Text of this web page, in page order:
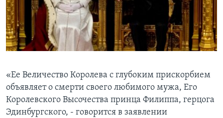
«Ее Величество Королева с глубоким прискорбием
объявляет о смерти своего любимого мужа, Его
Королевского Высочества принца Филиппа, герцога
Эдинбургского, - говорится в заявлении